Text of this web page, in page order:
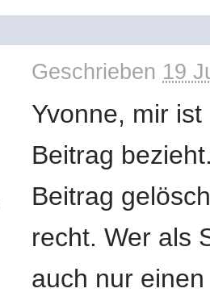
Geschrieben 19
Yvonne, mir
Beitrag
Beitrag
recht. Wer als
auch nur